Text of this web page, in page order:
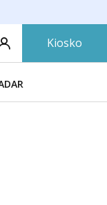
Bilbao
Kiosko